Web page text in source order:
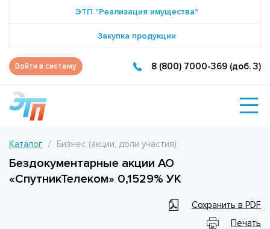
ЭТП "Реализация имущества"
Закупка продукции
Войти в систему 8 (800) 7000-369 (доб. 3)
Каталог Бизнес (акции, доли участия)
Бездокументарные акции АО
«СпутникТелеком» 0,1529% УК
Сохранить в PDF
Печать